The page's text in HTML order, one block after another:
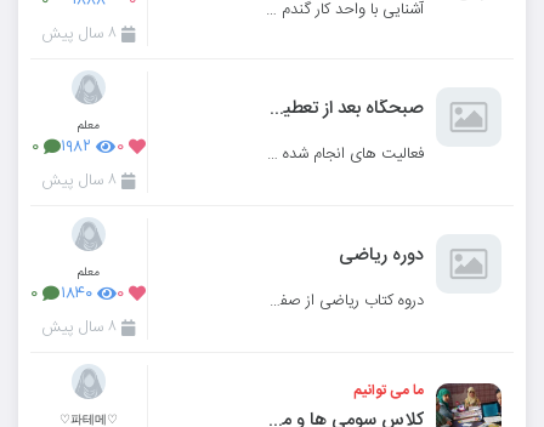
آشنایی با واحد کار گندم و نان و ساخت خوشه گندم با متربیان عزیزم
۸ سال پیش
صبحگاه بعد از تعطیلات
فعالیت های انجام شده در تاریخ ۱۶و ۱۹ فروردین
معلم
۰ ۱۹۸۲ ۰
۸ سال پیش
دوره ریاضی
دروه کتاب ریاضی از صفحه ۱ تا صفحه ۱۸
معلم
۰ ۱۸۴۰ ۰
۸ سال پیش
ما می توانیم
کلاس سومی ها و مجله نوروزی ♡파테메♡